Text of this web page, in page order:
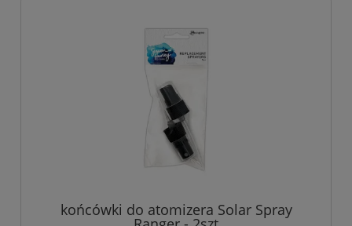
końcówki do atomizera Solar Spray